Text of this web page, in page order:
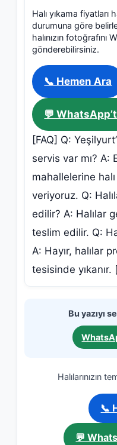
Halı yıkama fiyatları
durumuna göre
halınızın
gönderebilirsiniz.
📞 Hemen Ara
💬
[FAQ] Q:
servis var mı? A:
mahallelerine
veriyoruz. Q:
edilir? A: Halılar
teslim edilir. Q:
A: Hayır, halılar
tesisinde yıkanır.
Bu yazıyı
Halılarınızın
📞
💬